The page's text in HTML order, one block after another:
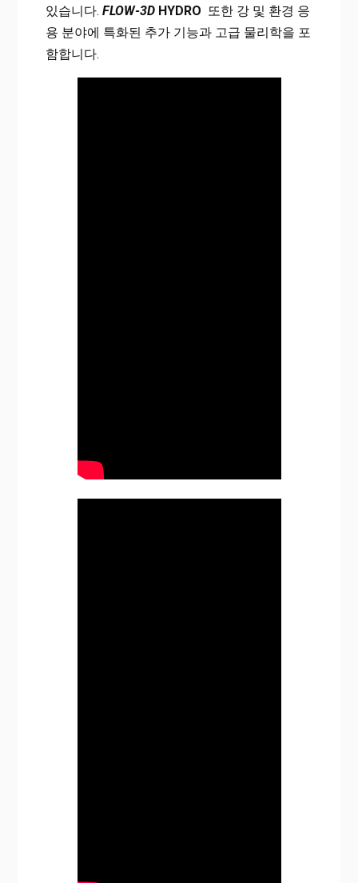
있습니다. FLOW-3D HYDRO 또한 강 및 환경 응
용 분야에 특화된 추가 기능과 고급 물리학을 포
함합니다.